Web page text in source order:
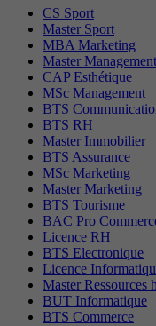
CS Sport
Master Sport
MBA Marketing
Master Management
CAP Esthétique
MSc Management
BTS
BTS RH
Master Immobilier
BTS Assurance
MSc Marketing
Master Marketing
BTS Tourisme
BAC Pro
Licence RH
BTS Electronique
Licence
Master Ressources
BUT Informatique
BTS Commerce